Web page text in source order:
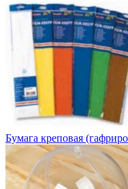
Бумага креповая